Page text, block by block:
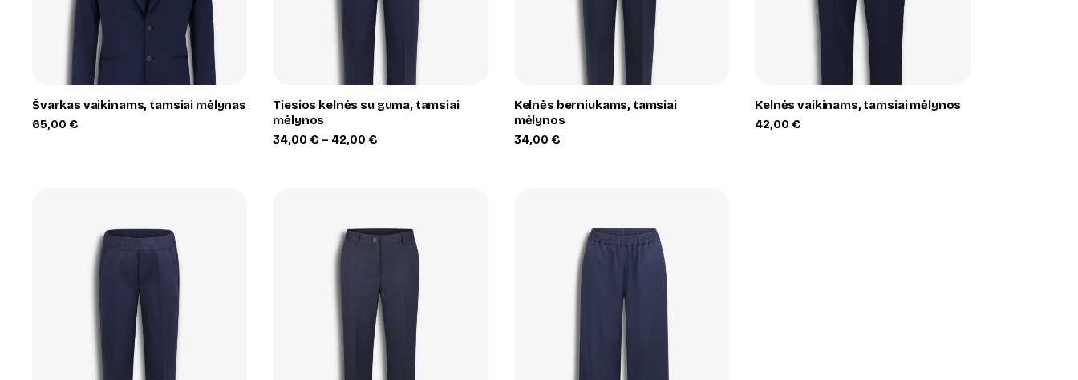
+
Švarkas vaikinams, tamsiai mėlynas
65,00 €
Tiesios kelnės su guma, tamsiai
mėlynos
34,00€ – 42,00€
Kelnės berniukams, tamsiai
mėlynos
34,00 €
Kelnės vaikinams, tamsiai mėlynos
42,00€